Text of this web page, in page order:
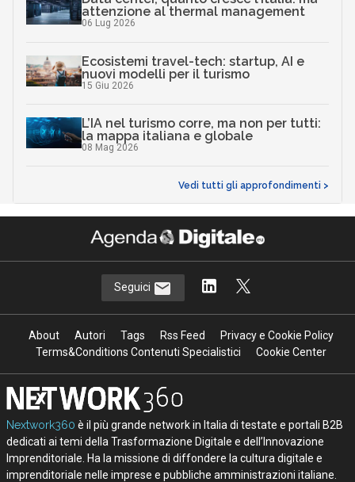
attenzione al thermal management
06 Lug 2026
Ecosistemi travel-tech: startup, AI e
nuovi modelli per il turismo
15 Giu 2026
L’IA nel turismo corre, ma non per tutti:
la mappa italiana e globale
08 Mag 2026
Vedi tutti gli approfondimenti >
Seguici
About Autori Tags Rss Feed
Privacy e Cookie Policy
Terms&Conditions Contenuti Specialistici
Cookie Center
Nextwork360 è il più grande network in Italia di testate e portali B2B
dedicati ai temi della Trasformazione Digitale e dell’Innovazione
Imprenditoriale. Ha la missione di diffondere la cultura digitale e
imprenditoriale nelle imprese e pubbliche amministrazioni italiane.